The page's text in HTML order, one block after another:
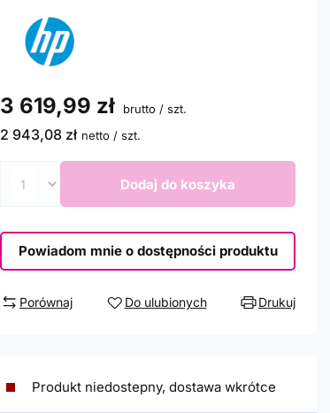
3 619,99 zł brutto / szt.
2 943,08 zł netto / szt.
Dodaj do koszyka
Powiadom mnie o dostępności produktu
Porównaj Do ulubionych Drukuj
Produkt niedostepny, dostawa wkrótce